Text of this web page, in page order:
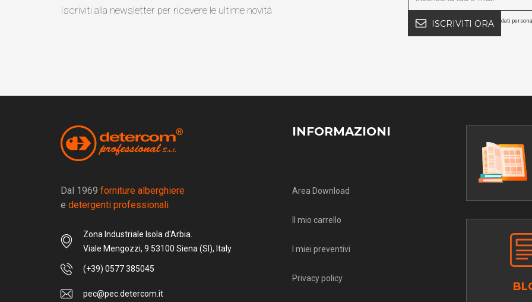
Iscriviti alla newsletter per ricevere le ultime novità
ISCRIVITI ORA dati
Dal 1969 forniture alberghiere
e detergenti professionali
Zona Industriale Isola d'Arbia.
Viale Mengozzi, 9 53100 Siena (SI), Italy
(+39) 0577 385045
pec@pec.detercom.it
INFORMAZIONI
Area Download
Il mio carrello
I miei preventivi
Privacy policy